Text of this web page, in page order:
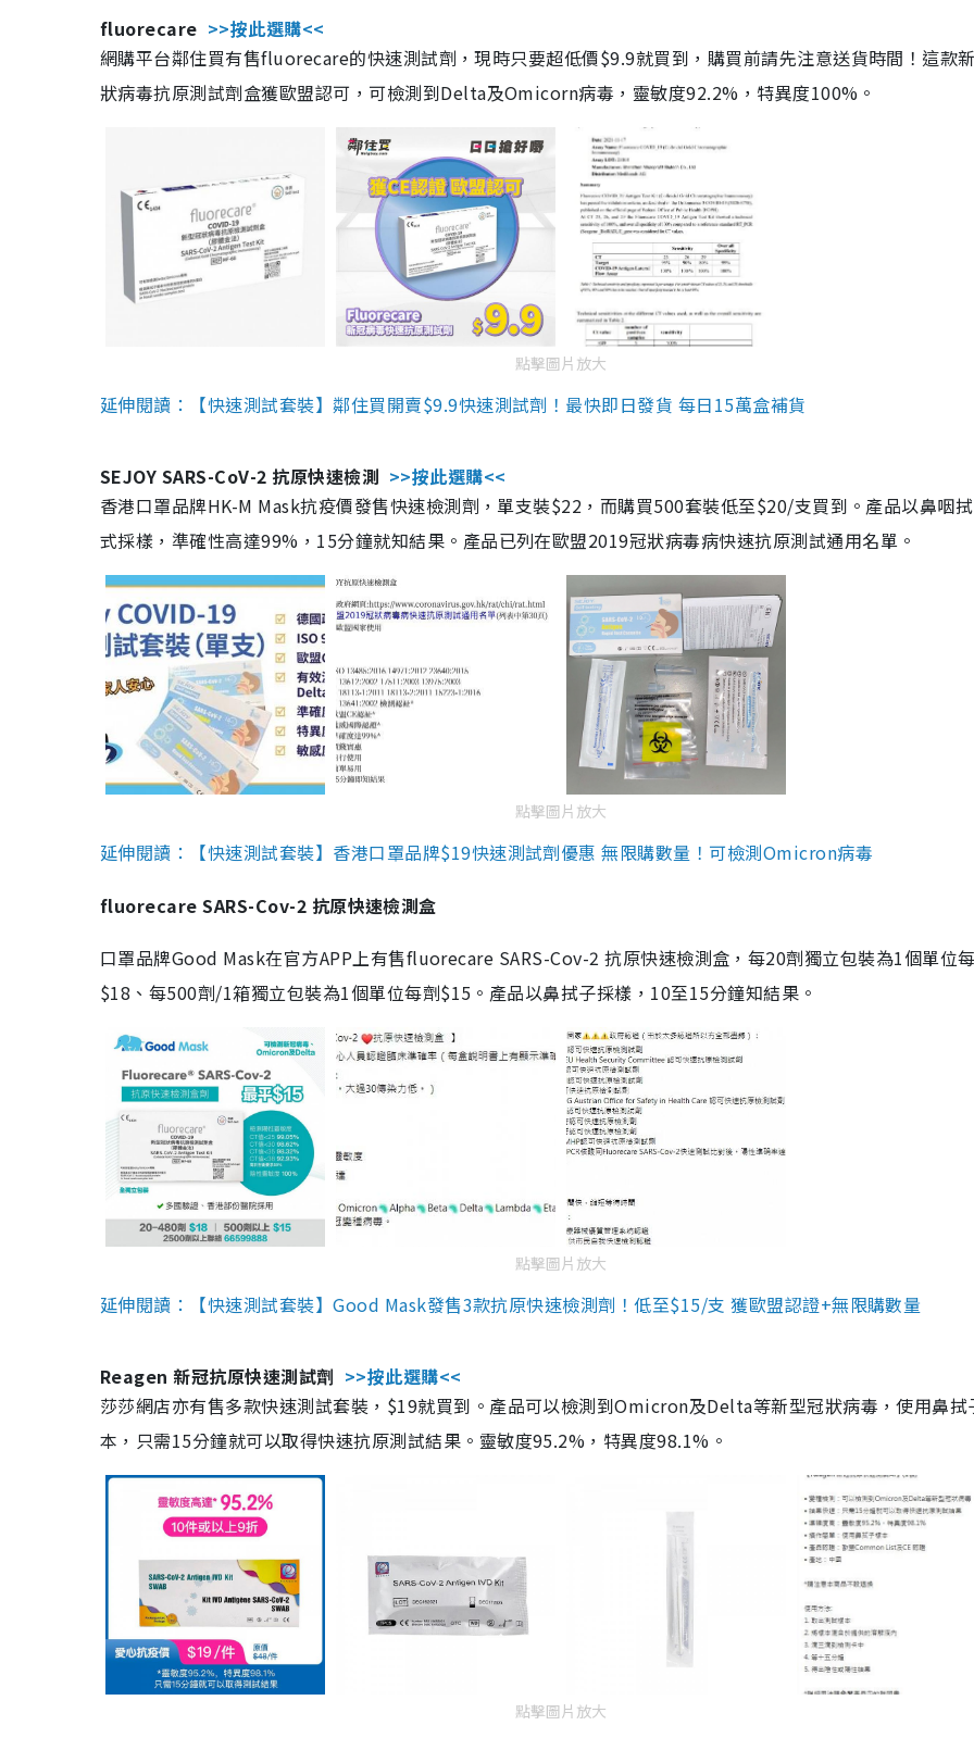
fluorecare >>按此選購<<
網購平台鄰住買有售fluorecare的快速測試劑，現時只要超低價$9.9就買到，購買前請先注意送貨時間！這款
狀病毒抗原測試劑盒獲歐盟認可，可檢測到Delta及Omicorn病毒，靈敏度92.2%，特異度100%。
點擊圖片放大
延伸閱讀：【快速測試套裝】鄰住買開賣$9.9快速測試劑！最快即日發貨 每日15萬盒補貨
SEJOY SARS-CoV-2 抗原快速檢測 >>按此選購<<
香港口罩品牌HK-M Mask抗疫價發售快速檢測劑，單支裝$22，而購買500套裝低至$20/支買到。產品以鼻咽
式採樣，準確性高達99%，15分鐘就知結果。產品已列在歐盟2019冠狀病毒病快速抗原測試通用名單。
點擊圖片放大
延伸閱讀：【快速測試套裝】香港口罩品牌$19快速測試劑優惠 無限購數量！可檢測Omicron病毒
fluorecare SARS-Cov-2 抗原快速檢測盒
口罩品牌Good Mask在官方APP上有售fluorecare SARS-Cov-2 抗原快速檢測盒，每20劑獨立包裝為1個單位
$18、每500劑/1箱獨立包裝為1個單位每劑$15。產品以鼻拭子採樣，10至15分鐘知結果。
點擊圖片放大
延伸閱讀：【快速測試套裝】Good Mask發售3款抗原快速檢測劑！低至$15/支 獲歐盟認證+無限購數量
Reagen 新冠抗原快速測試劑 >>按此選購<<
莎莎網店亦有售多款快速測試套裝，$19就買到。產品可以檢測到Omicron及Delta等新型冠狀病毒，使用鼻拭
本，只需15分鐘就可以取得快速抗原測試結果。靈敏度95.2%，特異度98.1%。
點擊圖片放大